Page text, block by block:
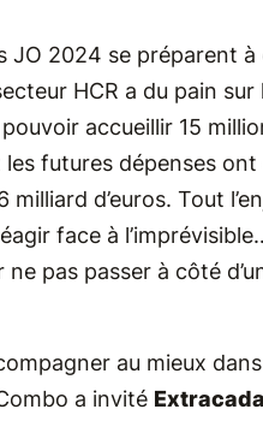
JO 2024 se préparent à
HCR a du pain sur
accueillir 15
futures dépenses ont
milliard d’euros. Tout
face à
ne pas passer à côté
au mieux
a invité